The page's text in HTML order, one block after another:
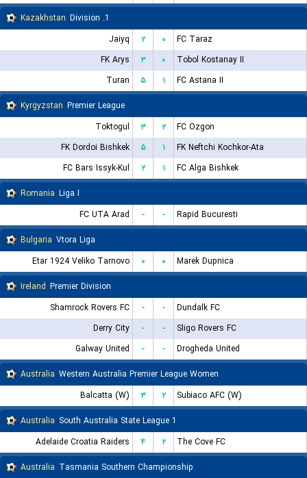
Kazakhstan
1. Division
Jaiyq
۲ ۰
FC Taraz
FK Arys
۳ ۰
Tobol Kostanay II
Turan
۵ ۱
FC Astana II
Kyrgyzstan Premier League
Toktogul
۳ ۲
FC Ozgon
FK Dordoi Bishkek
۵ ۱
FK Neftchi Kochkor-Ata
FC Bars Issyk-Kul
۲ ۱
FC Alga Bishkek
Romania Liga I
FC UTA Arad
- -
Rapid Bucuresti
Bulgaria Vtora Liga
Etar 1924 Veliko Tarnovo
۰ ۰
Marek Dupnica
Ireland Premier Division
Shamrock Rovers FC
- -
Dundalk FC
Derry City
- -
Sligo Rovers FC
Galway United
- -
Drogheda United
Australia Western Australia Premier League Women
Balcatta (W)
۳ ۲
Subiaco AFC (W)
Australia South Australia State League 1
Adelaide Croatia Raiders
۴ ۲
The Cove FC
Australia Tasmania Southern Championship